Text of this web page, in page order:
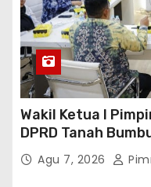
Wakil Ketua I
DPRD Tanah
Infrastruktur
Agu 7, 2026